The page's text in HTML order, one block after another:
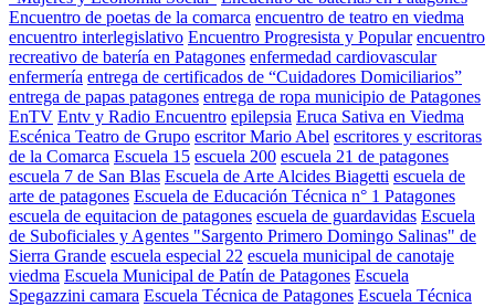
Encuentro de poetas de la comarca encuentro de teatro en viedma
encuentro interlegislativo Encuentro Progresista y Popular encuentro
recreativo de batería en Patagones enfermedad cardiovascular
enfermería entrega de certificados de “Cuidadores Domiciliarios”
entrega de papas patagones entrega de ropa municipio de Patagones
EnTV Entv y Radio Encuentro epilepsia Eruca Sativa en Viedma
Escénica Teatro de Grupo escritor Mario Abel escritores y escritoras
de la Comarca Escuela 15 escuela 200 escuela 21 de patagones
escuela 7 de San Blas Escuela de Arte Alcides Biagetti escuela de
arte de patagones Escuela de Educación Técnica n° 1 Patagones
escuela de equitacion de patagones escuela de guardavidas Escuela
de Suboficiales y Agentes "Sargento Primero Domingo Salinas" de
Sierra Grande escuela especial 22 escuela municipal de canotaje
viedma Escuela Municipal de Patín de Patagones Escuela
Spegazzini camara Escuela Técnica de Patagones Escuela Técnica